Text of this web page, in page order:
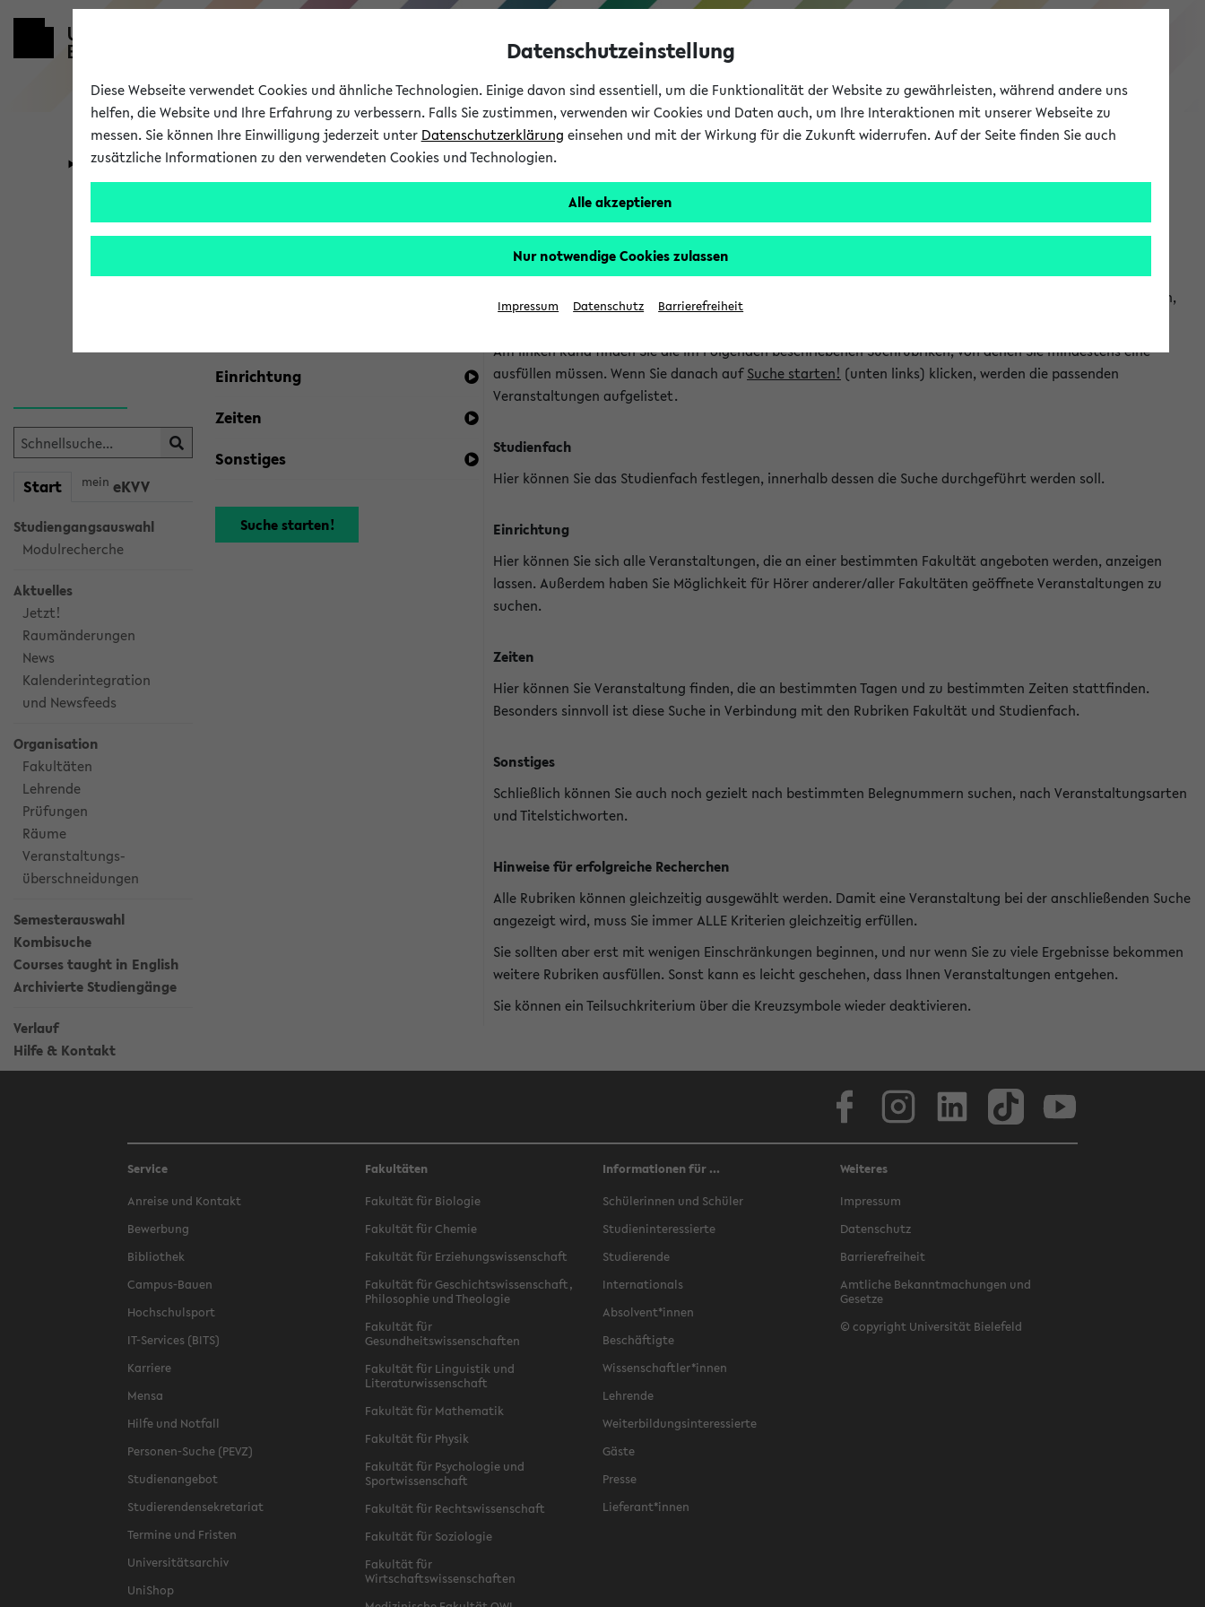
eKVV
Universität Forschung Studium
Start mein eKVV
Studiengangsauswahl
Modulrecherche
Aktuelles
Jetzt!
Raumänderungen
News
Kalenderintegration
und Newsfeeds
Organisation
Fakultäten
Lehrende
Prüfungen
Räume
Veranstaltungs-
überschneidungen
Semesterauswahl
Kombisuche
Courses taught in English
Archivierte Studiengänge
Verlauf
Hilfe & Kontakt
Kombisuche im eKVV
Ihre Suchkriterien:
Einrichtung
Zeiten
Sonstiges
Hinweise zur Kombisuche
Sie können das eKVV nach diversen Kriterien durchsuchen und so gezielt die Veranstaltungen heraussuchen,
die für Sie interessant sind.
Am linken Rand finden Sie die im Folgenden beschriebenen Suchrubriken, von denen Sie mindestens eine
ausfüllen müssen. Wenn Sie danach aufSuche starten! (unten links) klicken, werden die passenden
Veranstaltungen aufgelistet.
Studienfach
Hier können Sie das Studienfach festlegen, innerhalb dessen die Suche durchgeführt werden soll.
Einrichtung
Hier können Sie sich alle Veranstaltungen, die an einer bestimmten Fakultät angeboten werden, anzeigen
lassen. Außerdem haben Sie Möglichkeit für Hörer anderer/aller Fakultäten geöffnete Veranstaltungen zu
suchen.
Zeiten
Hier können Sie Veranstaltung finden, die an bestimmten Tagen und zu bestimmten Zeiten stattfinden.
Besonders sinnvoll ist diese Suche in Verbindung mit den Rubriken Fakultät und Studienfach.
Sonstiges
Schließlich können Sie auch noch gezielt nach bestimmten Belegnummern suchen, nach Veranstaltungsarten
und Titelstichworten.
Hinweise für erfolgreiche Recherchen
Alle Rubriken können gleichzeitig ausgewählt werden. Damit eine Veranstaltung bei der anschließenden Suche
angezeigt wird, muss Sie immer ALLE Kriterien gleichzeitig erfüllen.
Sie sollten aber erst mit wenigen Einschränkungen beginnen, und nur wenn Sie zu viele Ergebnisse bekommen
weitere Rubriken ausfüllen. Sonst kann es leicht geschehen, dass Ihnen Veranstaltungen entgehen.
Sie können ein Teilsuchkriterium über die Kreuzsymbole wieder deaktivieren.
Service
Anreise und Kontakt
Bewerbung
Bibliothek
Campus-Bauen
Hochschulsport
IT-Services (BITS)
Karriere
Mensa
Hilfe und Notfall
Personen-Suche (PEVZ)
Studienangebot
Studierendensekretariat
Termine und Fristen
Universitätsarchiv
UniShop
Fakultäten
Fakultät für Biologie
Fakultät für Chemie
Fakultät für Erziehungswissenschaft
Fakultät für Geschichtswissenschaft,
Philosophie und Theologie
Fakultät für
Gesundheitswissenschaften
Fakultät für Linguistik und
Literaturwissenschaft
Fakultät für Mathematik
Fakultät für Physik
Fakultät für Psychologie und
Sportwissenschaft
Fakultät für Rechtswissenschaft
Fakultät für Soziologie
Fakultät für
Wirtschaftswissenschaften
Informationen für ...
Schülerinnen und Schüler
Studieninteressierte
Studierende
Internationals
Absolvent*innen
Beschäftigte
Wissenschaftler*innen
Lehrende
Weiterbildungsinteressierte
Gäste
Presse
Lieferant*innen
Weiteres
Impressum
Datenschutz
Barrierefreiheit
Amtliche Bekanntmachungen und
Gesetze
© copyright Universität Bielefeld
Datenschutzeinstellung
Diese Webseite verwendet Cookies und ähnliche Technologien. Einige davon sind essentiell, um die Funktionalität der Website zu gewährleisten, während andere uns
helfen, die Website und Ihre Erfahrung zu verbessern. Falls Sie zustimmen, verwenden wir Cookies und Daten auch, um Ihre Interaktionen mit unserer Webseite zu
messen. Sie können Ihre Einwilligung jederzeit unter Datenschutzerklärung einsehen und mit der Wirkung für die Zukunft widerrufen. Auf der Seite finden Sie auch
zusätzliche Informationen zu den verwendeten Cookies und Technologien.
Alle akzeptieren
Nur notwendige Cookies zulassen
Impressum Datenschutz Barrierefreiheit